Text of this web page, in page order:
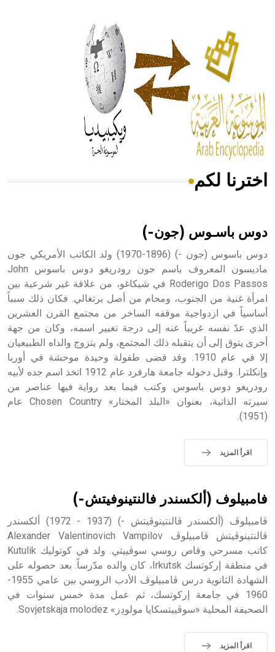
الحكم، الأدلة، تنظيم التغذية، ورسالته في جروح الرأس. ويعود
له الفضل بأنه حرر الطب من الدين والفلسفة.
- هل تعلم أن المرجان إفراز حيواني يتكون في البحر ويتركب
من مادة كربونات الكلسيوم، وهو أحمر أو شديد الحمرة وهو
أجود أنواعه، ويمتاز بكبر الحجم ويسمى الش
هل تعلم أن الأبسيد كلمة فرنسية اللفظ تم اعتمادها مصطلحاً
- هل تعلم أن أبجر Abgar اسم معروف جيداً يعود إلى عدد من
الملوك الذين حكموا مدينة إديسا (الرها) من أبجر الأول وحتى
التاسع، وهم ينتسبون إلى أسرة أوسروين
- هل تعلم أن الأبجدية الكنعانية تتألف من /22/ علامة كتابية
sign تكتب منفصلة غير متصلة، وتعتمد المبدأ الأكوروفوني،
حيث تقتصر القيمة الصوتية للعلامة الك
اخترنا لكم
دوس باسـوس (جون-)
دوس باسوس (جون -) (1896-1970) ولد الكاتب الأمريكي جون
ماديسون المعروف باسم جون رودريغو دوس باسوس John
Roderigo Dos Passos في شيكاغو، من علاقة غير شرعية بين
امرأة غنية من الجنوب، ومحام من أصل برتغالي. فكان ذلك سبباً
أساسياً في ازدواجية موقفه الساخر من مجتمع القرن العشرين
الذي عدّ نفسه غريباً عنه إلى درجة تغيير اسمه، وكان من جهة
أخرى يتوق إلى أن يتقبله ذلك المجتمع، ولم يتزوج والداه الطبيعيان
إلا في عام 1910. وقد قضى طفولة وحيدة موحشة في أوربا
وإنكلترا. وقبل دخوله جامعة هارفرد عام 1912 اتخذ اسم جده لأبيه
رودريغو دوس باسوس. وكتب فيما بعد رواية فيها عناصر من
سيرته الذاتية، بعنوان «البلد المختار» Chosen Country عام
(1951).
اقرأ المزيد
فامبيلوف (ألكسندر فالنتينوفيتش-)
ڤامبيلوڤ (ألكسندر ڤالنتينوڤيتش -) (1937 - 1972) ألكسندر
ڤالنتينوڤيتش ڤامبيلوڤ Alexander Valentinovich Vampilov
كاتب مسرحي وقاص روسي سوڤييتي. ولد في كوتوليك Kutulik
في منطقة إركوتسك Irkutsk، كان والده مدّرساً. بعد حصوله على
الشهادة الثانوية درس ڤامبيلوڤ الأدب الروسي بين عامي 1955-
1960 في جامعة إركوتسك، ثم عمل مدة خمس سنوات في
الصحيفة المحلية «سوڤييتسكايا مولودِز» Sovjetskaja molodez.
اقرأ المزيد